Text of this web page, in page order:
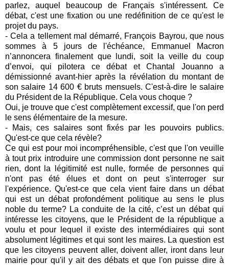
parlez, auquel beaucoup de Français s'intéressent. Ce
débat, c'est une fixation ou une redéfinition de ce qu'est le
projet du pays.
- Cela a tellement mal démarré, François Bayrou, que nous
sommes à 5 jours de l'échéance, Emmanuel Macron
n’annoncera finalement que lundi, soit la veille du coup
d’envoi, qui pilotera ce débat et Chantal Jouanno a
démissionné avant-hier après la révélation du montant de
son salaire 14 600 € bruts mensuels. C'est-à-dire le salaire
du Président de la République. Cela vous choque ?
Oui, je trouve que c'est complètement excessif, que l'on perd
le sens élémentaire de la mesure.
- Mais, ces salaires sont fixés par les pouvoirs publics.
Qu'est-ce que cela révèle?
Ce qui est pour moi incompréhensible, c'est que l'on veuille
à tout prix introduire une commission dont personne ne sait
rien, dont la légitimité est nulle, formée de personnes qui
n'ont pas été élues et dont on peut s'interroger sur
l'expérience. Qu'est-ce que cela vient faire dans un débat
qui est un débat profondément politique au sens le plus
noble du terme? La conduite de la cité, c’est un débat qui
intéresse les citoyens, que le Président de la république a
voulu et pour lequel il existe des intermédiaires qui sont
absolument légitimes et qui sont les maires. La question est
que les citoyens peuvent aller, doivent aller, iront dans leur
mairie pour qu'il y ait des débats et que l'on puisse dire à